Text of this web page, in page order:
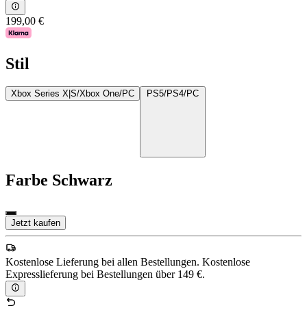
199,00 €
Stil
Xbox Series X|S/Xbox One/PC PS5/PS4/PC
Farbe Schwarz
Jetzt kaufen
Kostenlose Lieferung bei allen Bestellungen. Kostenlose
Expresslieferung bei Bestellungen über 149 €.